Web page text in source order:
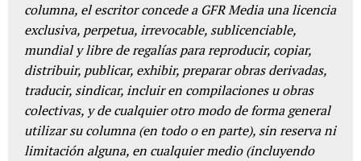
columna, el escritor concede a GFR Media una licencia
exclusiva, perpetua, irrevocable, sublicenciable,
mundial y libre de regalías para reproducir, copiar,
distribuir, publicar, exhibir, preparar obras derivadas,
traducir, sindicar, incluir en compilaciones u obras
colectivas, y de cualquier otro modo de forma general
utilizar su columna (en todo o en parte), sin reserva ni
limitación alguna, en cualquier medio (incluyendo